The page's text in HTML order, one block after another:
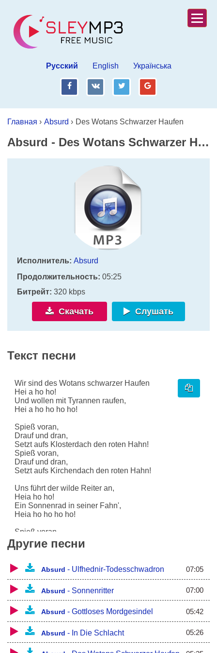
Русский English Українська
fb vk tw gp
Главная › Absurd › Des Wotans Schwarzer Haufen
Absurd - Des Wotans Schwarzer Haufen
Исполнитель: Absurd
Продолжительность: 05:25
Битрейт: 320 kbps
Скачать Слушать
Текст песни
Wir sind des Wotans schwarzer Haufen
Hei a ho ho!
Und wollen mit Tyrannen raufen,
Hei a ho ho ho ho!
Spieß voran,
Drauf und dran,
Setzt aufs Klosterdach den roten Hahn!
Spieß voran,
Drauf und dran,
Setzt aufs Kirchendach den roten Hahn!
Uns führt der wilde Reiter an,
Heia ho ho!
Ein Sonnenrad in seiner Fahn',
Heia ho ho ho ho!
Spieß voran,
Drauf und dran,
Setzt aufs Klosterdach den roten Hahn!
Drauf und dran,
Am Kirchtor setzt' es Brand und Stank,
Heia ho ho!
So mancher über uns're Klingen sprang,
Spieß voran,
Drauf und dran,
Другие песни
Absurd - Ulfhednir-Todesschwadron 07:05
Absurd - Sonnenritter 07:00
Absurd - Gottloses Mordgesindel 05:42
Absurd - In Die Schlacht 05:26